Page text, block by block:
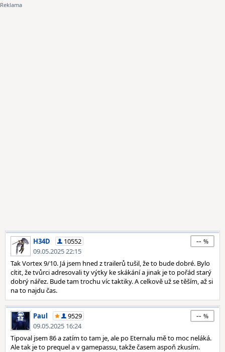
H34D
10552
09.05.2025 22:15
--
Tak Vortex 9/10. Já jsem hned z trailerů tušil, že to bude dobré. Bylo
cítit, že tvůrci adresovali ty výtky ke skákání a jinak je to pořád starý
dobrý nářez. Bude tam trochu víc taktiky. A celkově už se těším, až si
na to najdu čas.
Paul
9529
09.05.2025 16:24
--
Tipoval jsem 86 a zatím to tam je, ale po Eternalu mě to moc neláká.
Ale tak je to prequel a v gamepassu, takže časem aspoň zkusím.